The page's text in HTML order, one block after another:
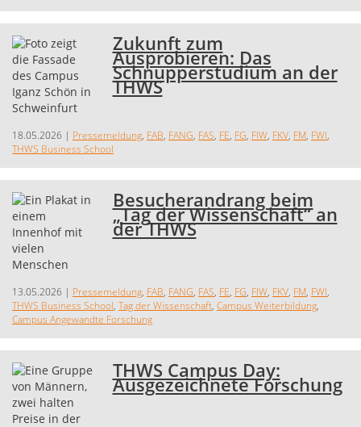
Zukunft zum
Ausprobieren: Das
Schnupperstudium an der
THWS
18.05.2026 | Pressemeldung, FAB, FANG, FAS, FE, FG, FIW, FKV, FM, FWI,
THWS Business School
Besucherandrang beim
„Tag der Wissenschaft“ an
der THWS
13.05.2026 | Pressemeldung, FAB, FANG, FAS, FE, FG, FIW, FKV, FM, FWI,
THWS Business School, Tag der Wissenschaft, Campus Weiterbildung,
Campus Angewandte Forschung
THWS Campus Day:
Ausgezeichnete Forschung